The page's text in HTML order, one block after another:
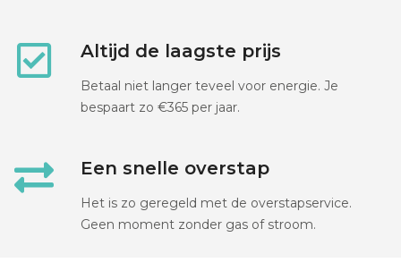
Altijd de laagste prijs
Betaal niet langer teveel voor energie. Je
bespaart zo €365 per jaar.
Een snelle overstap
Het is zo geregeld met de overstapservice.
Geen moment zonder gas of stroom.